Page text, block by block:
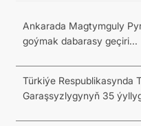
Ankarada Magtymguly
goýmak dabarasy geçiri...
Türkiýe Respublikasynda
Garaşsyzlygynyň 35